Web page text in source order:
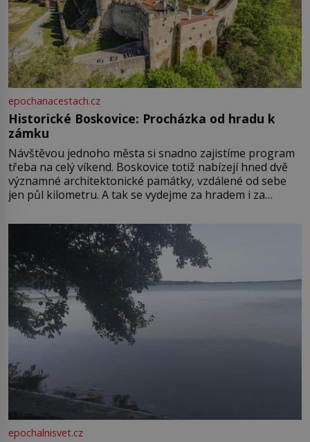
epochanacestach.cz
Historické Boskovice: Procházka od hradu k
zámku
Návštěvou jednoho města si snadno zajistíme program
třeba na celý víkend. Boskovice totiž nabízejí hned dvě
významné architektonické památky, vzdálené od sebe
jen půl kilometru. A tak se vydejme za hradem i za
Boskovice na okraji Drahanské vrchoviny vznikla někdy
ve13. století, a už v roce 1313 kronikáři zaznamenali
epochalnisvet.cz